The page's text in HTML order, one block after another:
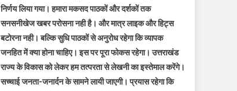
निर्णय लिया गया। हमारा मकसद पाठकों और दर्शकों तक
सनसनीखेज खबर परोसना नही है। और मात्र लाइक और हिट्स
बटोरना नही। बल्कि सुधि पाठकों से अनुरोध रहेगा कि व्यापक
जनहित में क्या होना चाहिए। इस पर पूरा फोकस रहेगा। उत्तराखंड
राज्य के विकास को लेकर हम तत्परता से लेखनी का इस्तेमाल करेंगे।
सच्चाई जनता-जनार्दन के सामने लायी जाएगी। प्रयास रहेगा कि